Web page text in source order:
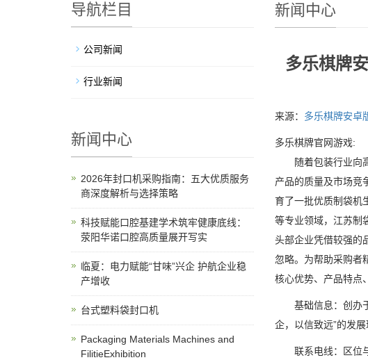
新闻中心
多乐棋牌
来源： 多乐棋牌安卓
多乐棋牌官网游戏:
随着包装行业向高
产品的质量及市场竞
育了一批优质制袋机
等专业领域，江苏制
头部企业凭借较强的
忽略。为帮助采购者
核心优势、产品特点
基础信息：创办于
企，以信致远”的发
联系电线：区位与
导航栏目
公司新闻
行业新闻
新闻中心
2026年封口机采购指南：五大优质服务
商深度解析与选择策略
科技赋能口腔基建学术筑牢健康底线：
荥阳华诺口腔高质量展开写实
临夏：电力赋能“甘味”兴企 护航企业稳
产增收
台式塑料袋封口机
Packaging Materials Machines and
FilitieExhibition